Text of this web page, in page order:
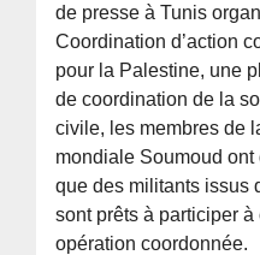
de presse à Tunis
Coordination d’action
pour la Palestine, une
de coordination de la
civile, les membres de
mondiale Soumoud ont
que des militants issus
sont prêts à participer à
opération coordonnée.